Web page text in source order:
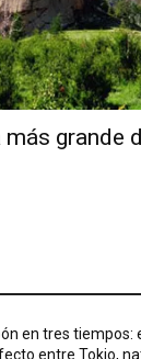
My
grande
en tres tiempos:
entre Tokio,